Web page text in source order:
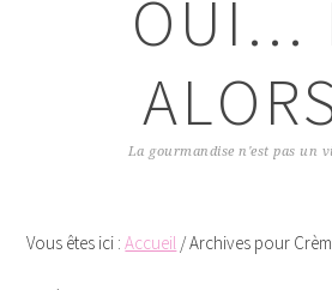
OUI...
La gourmandise n'est pas un
Vous êtes ici :Accueil /Archives pour